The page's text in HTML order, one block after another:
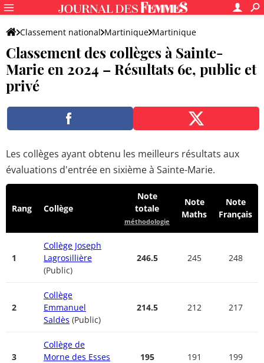
Classement national Martinique Martinique
Sainte-Marie
Classement des collèges à Sainte-
Marie en 2024 – Résultats 6e, public et
privé
Les collèges ayant obtenu les meilleurs résultats aux
évaluations d'entrée en sixième à Sainte-Marie.
Rang Collège
Note
totale
méthodologie
Note
Maths
Note
Français
1
Collège Joseph
Lagrosillière
(Public)
246.5 245 248
2
Collège
Emmanuel
Saldès (Public)
214.5 212 217
3
Collège de
Morne des Esses
195 191 199